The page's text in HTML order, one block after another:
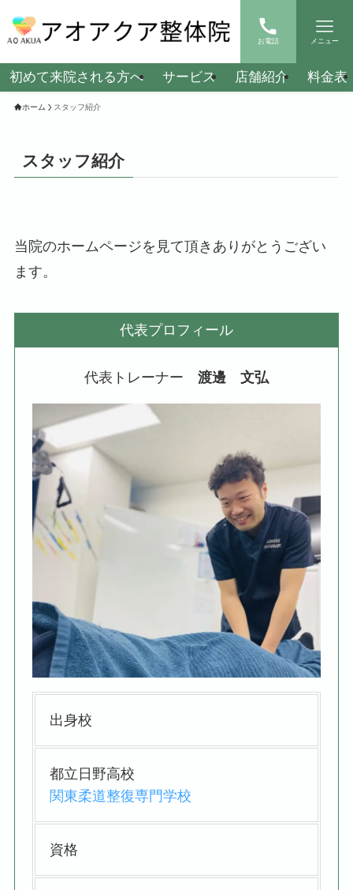
お電話 メニュー
初めて来院される方へ サービス 店舗紹介 料金表
ホーム スタッフ紹介
スタッフ紹介
当院のホームページを見て頂きありがとうござい
ます。
代表プロフィール
代表トレーナー 渡邊 文弘
出身校
都立日野高校
関東柔道整復専門学校
資格